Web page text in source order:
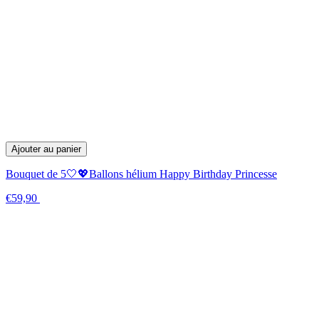
Ajouter au panier
Bouquet de 5🤍💖Ballons hélium Happy Birthday Princesse
€59,90